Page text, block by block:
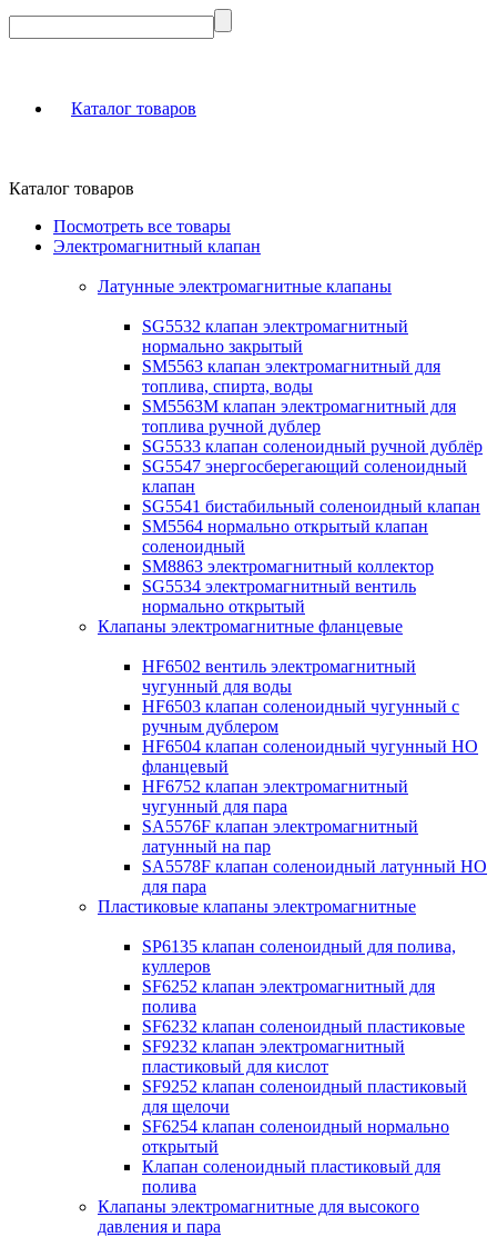
Каталог товаров
Каталог товаров
Посмотреть все товары
Электромагнитный клапан
Латунные электромагнитные клапаны
SG5532 клапан электромагнитный
нормально закрытый
SM5563 клапан электромагнитный для
топлива, спирта, воды
SM5563M клапан электромагнитный для
топлива ручной дублер
SG5533 клапан соленоидный ручной дублёр
SG5547 энергосберегающий соленоидный
клапан
SG5541 бистабильный соленоидный клапан
SM5564 нормально открытый клапан
соленоидный
SM8863 электромагнитный коллектор
SG5534 электромагнитный вентиль
нормально открытый
Клапаны электромагнитные фланцевые
HF6502 вентиль электромагнитный
чугунный для воды
HF6503 клапан соленоидный чугунный с
ручным дублером
HF6504 клапан соленоидный чугунный НО
фланцевый
HF6752 клапан электромагнитный
чугунный для пара
SA5576F клапан электромагнитный
латунный на пар
SA5578F клапан соленоидный латунный НО
для пара
Пластиковые клапаны электромагнитные
SP6135 клапан соленоидный для полива,
куллеров
SF6252 клапан электромагнитный для
полива
SF6232 клапан соленоидный пластиковые
SF9232 клапан электромагнитный
пластиковый для кислот
SF9252 клапан соленоидный пластиковый
для щелочи
SF6254 клапан соленоидный нормально
открытый
Клапан соленоидный пластиковый для
полива
Клапаны электромагнитные для высокого
давления и пара